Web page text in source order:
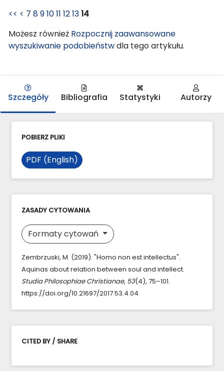
<< < 7 891011 121314
Możesz również Rozpocznij zaawansowane
wyszukiwanie podobieństwdla tego artykułu.
Szczegóły Bibliografia Statystyki Autorzy
POBIERZ PLIKI
PDF (English)
ZASADY CYTOWANIA
Formaty cytowań
Zembrzuski, M. (2019). "Homo non est intellectus".
Aquinas about relation between soul and intellect.
Studia Philosophiae Christianae, 53(4), 75–101.
https://doi.org/10.21697/2017.53.4.04
CITED BY / SHARE